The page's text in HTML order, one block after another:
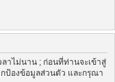
าไม่นาน ; ก่อนที่ท่านจะเข้าสู่
ป้องข้อมูลส่วนตัว และกรุณา